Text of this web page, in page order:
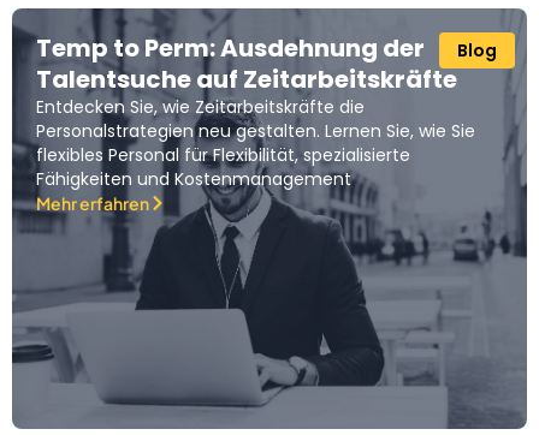
Blog
Temp to Perm: Ausdehnung der
Talentsuche auf Zeitarbeitskräfte
Entdecken Sie, wie Zeitarbeitskräfte die
Personalstrategien neu gestalten. Lernen Sie, wie Sie
flexibles Personal für Flexibilität, spezialisierte
Fähigkeiten und Kostenmanagement
Mehr erfahren